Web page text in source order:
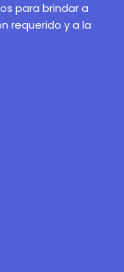
para brindar a
requerido y a la